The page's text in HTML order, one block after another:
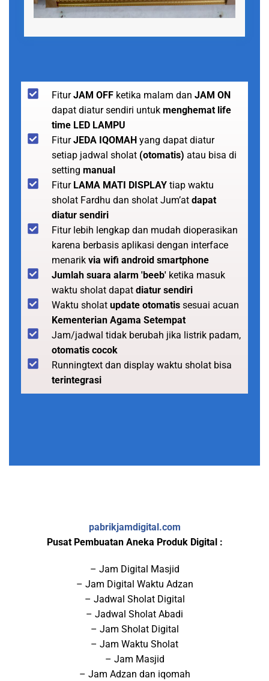
FiturJAM OFF ketika malam dan JAM ON
dapat diatur sendiri untuk menghemat life
time LED LAMPU
FiturJEDA IQOMAH yang dapat diatur
setiap jadwal sholat (otomatis) atau bisa di
setting manual
Fitur LAMA MATI DISPLAY tiap waktu
sholat Fardhu dan sholat Jum’at dapat
diatur sendiri
Fitur lebih lengkap dan mudah dioperasikan
karena berbasis aplikasi dengan interface
menarik via wifi android smartphone
Jumlah suara alarm 'beeb' ketika masuk
waktu sholat dapat diatur sendiri
Waktu sholat update otomatis sesuai acuan
Kementerian Agama Setempat
Jam/jadwal tidak berubah jika listrik padam,
otomatis cocok
Runningtext dan display waktu sholat bisa
terintegrasi
pabrikjamdigital.com
Pusat Pembuatan Aneka Produk Digital :
– Jam Digital Masjid
– Jam Digital Waktu Adzan
– Jadwal Sholat Digital
– Jadwal Sholat Abadi
– Jam Sholat Digital
– Jam Waktu Sholat
– Jam Masjid
– Jam Adzan dan iqomah